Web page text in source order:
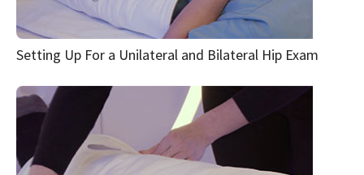
Setting Up For a Unilateral and Bilateral Hip Exam